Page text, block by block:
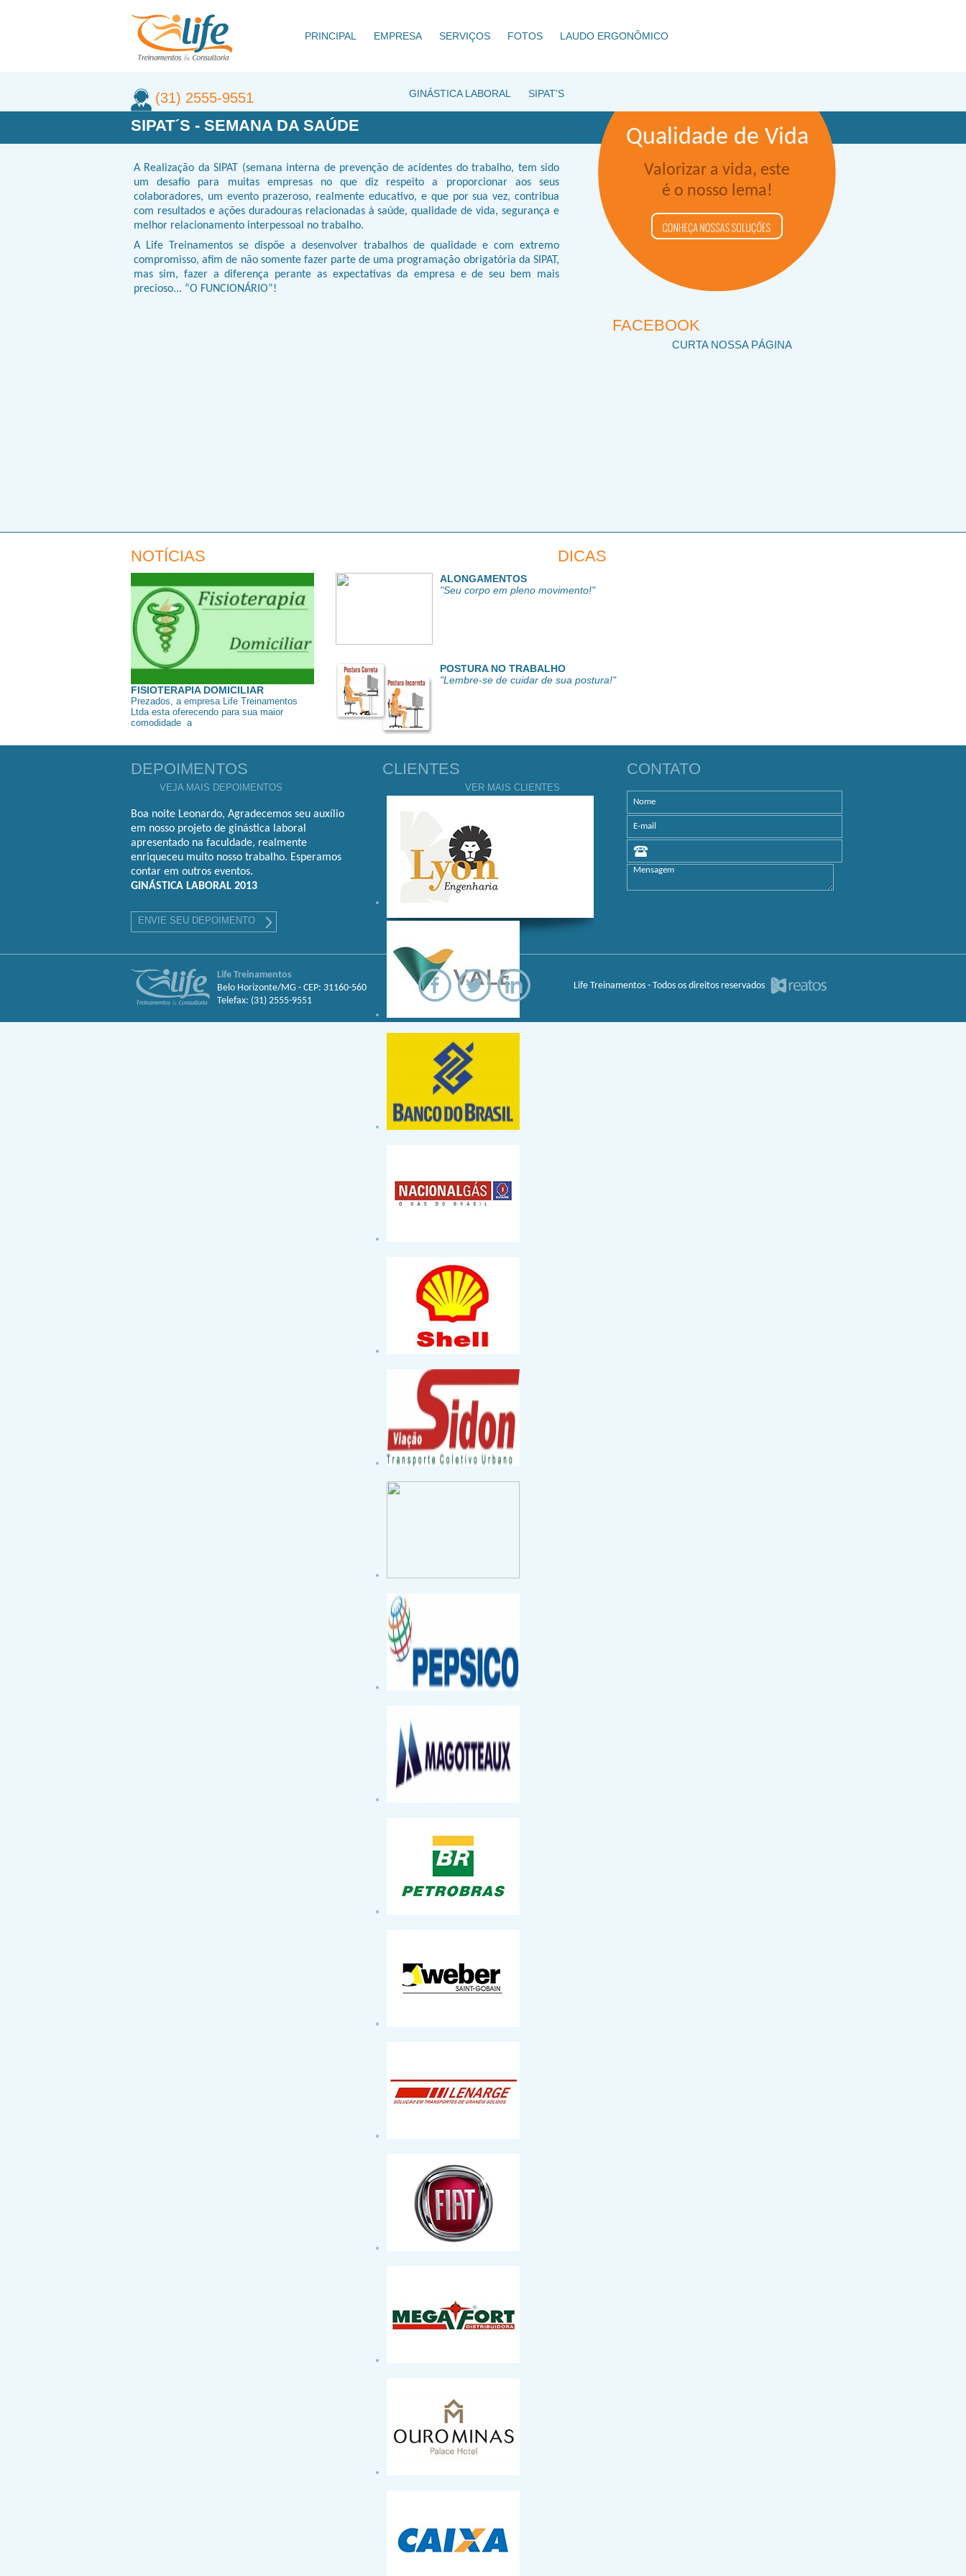
PRINCIPAL EMPRESA SERVIÇOS FOTOS LAUDO ERGONÔMICO
GINÁSTICA LABORAL SIPAT'S
(31) 2555-9551
SIPAT´S - SEMANA DA SAÚDE
A Realização da SIPAT (semana interna de prevenção de acidentes do trabalho, tem sido
um desafio para muitas empresas no que diz respeito a proporcionar aos seus
colaboradores, um evento prazeroso, realmente educativo, e que por sua vez, contribua
com resultados e ações duradouras relacionadas à saúde, qualidade de vida, segurança e
melhor relacionamento interpessoal no trabalho.
A Life Treinamentos se dispõe a desenvolver trabalhos de qualidade e com extremo
compromisso, afim de não somente fazer parte de uma programação obrigatória da SIPAT,
mas sim, fazer a diferença perante as expectativas da empresa e de seu bem mais
precioso... “O FUNCIONÁRIO”!
Qualidade de Vida
Valorizar a vida, este
é o nosso lema!
FACEBOOK
CURTA NOSSA PÁGINA
NOTÍCIAS DICAS
FISIOTERAPIA DOMICILIAR
Prezados, a empresa Life Treinamentos
Ltda esta oferecendo para sua maior
comodidade a
ALONGAMENTOS
"Seu corpo em pleno movimento!"
POSTURA NO TRABALHO
"Lembre-se de cuidar de sua postura!"
DEPOIMENTOS
VEJA MAIS DEPOIMENTOS
Boa noite Leonardo, Agradecemos seu auxílio
em nosso projeto de ginástica laboral
apresentado na faculdade, realmente
enriqueceu muito nosso trabalho. Esperamos
contar em outros eventos.
GINÁSTICA LABORAL 2013
ENVIE SEU DEPOIMENTO
CLIENTES
VER MAIS CLIENTES
CONTATO
Life Treinamentos
Belo Horizonte/MG - CEP: 31160-560
Telefax: (31) 2555-9551
Life Treinamentos - Todos os direitos reservados